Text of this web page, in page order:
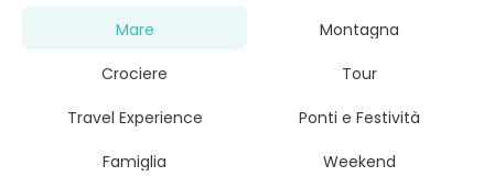
Mare
Montagna
Crociere
Tour
Travel Experience
Ponti e Festività
Famiglia
Weekend